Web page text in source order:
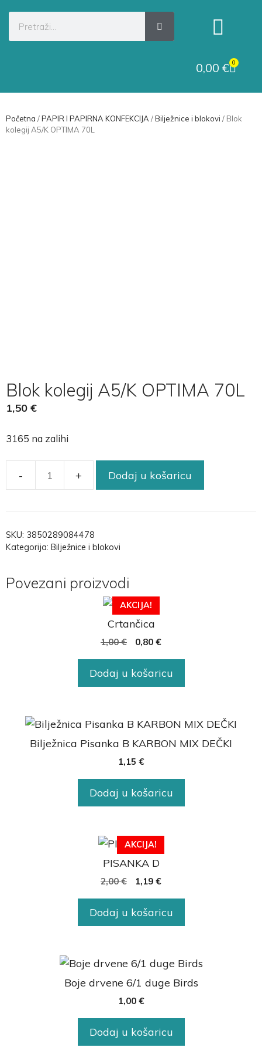
0,00 € 0
Početna /PAPIR I PAPIRNA KONFEKCIJA /Bilježnice i blokovi / Blok
kolegij A5/K OPTIMA 70L
Blok kolegij A5/K OPTIMA 70L
1,50 €
3165 na zalihi
Dodaj u košaricu
SKU: 3850289084478
Kategorija: Bilježnice i blokovi
Povezani proizvodi
AKCIJA!
Crtančica
1,00€ 0,80 €
Dodaj u košaricu
Bilježnica Pisanka B KARBON MIX DEČKI
1,15 €
Dodaj u košaricu
AKCIJA!
PISANKA D
2,00€ 1,19 €
Dodaj u košaricu
Boje drvene 6/1 duge Birds
1,00 €
Dodaj u košaricu